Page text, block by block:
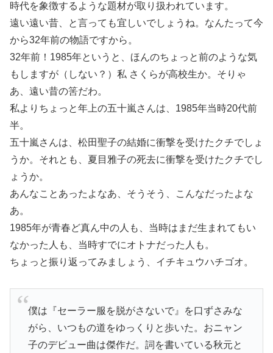
時代を象徴するような題材が取り扱われています。
遠い遠い昔、と言っても宜しいでしょうね。なんたって今
から32年前の物語ですから。
32年前！1985年というと、ほんのちょっと前のような気
もしますが（しない？）私 さくらが高校生か。そりゃ
あ、遠い昔の筈だわ。
私よりちょっと年上の五十嵐さんは、1985年当時20代前
半。
五十嵐さんは、松田聖子の結婚に衝撃を受けたクチでしょ
うか。それとも、夏目雅子の死去に衝撃を受けたクチでし
ょうか。
あんなことあったよなあ、そうそう、こんなだったよな
あ。
1985年が青春ど真ん中の人も、当時はまだ生まれてもい
なかった人も、当時すでにオトナだった人も。
ちょっと振り返ってみましょう、イチキュウハチゴオ。
僕は『セーラー服を脱がさないで』を口ずさみな
がら、いつもの道をゆっくりと歩いた。おニャン
子のデビュー曲は傑作だ。詞を書いている秋元と